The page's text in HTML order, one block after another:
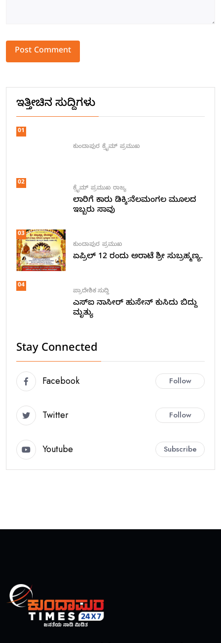
ಇತ್ತೀಚಿನ ಸುದ್ದಿಗಳು
01
ಕುಂದಾಪುರ ಕ್ರೈಮ್ ಪ್ರಮುಖ
02
ಕ್ರೈಮ್ ಪ್ರಮುಖ ರಾಜ್ಯ
ಲಾರಿಗೆ ಕಾರು ಡಿಕ್ಕಿ:ನೆಲಮಂಗಲ ಮೂಲದ
ಇಬ್ಬರು ಸಾವು
03
ಕುಂದಾಪುರ ಪ್ರಮುಖ
ಏಪ್ರಿಲ್ 12 ರಂದು ಅರಾಟೆ ಶ್ರೀ ಸುಬ್ರಹ್ಮಣ್ಯ.
04
ಪ್ರಾದೇಶಿಕ ಸುದ್ದಿ
ಎಸ್ಐ ನಾಸೀರ್ ಹುಸೇನ್ ಕುಸಿದು ಬಿದ್ದು
ಮೃತ್ಯು
Stay Connected
Facebook Follow
Twitter Follow
Youtube Subscribe